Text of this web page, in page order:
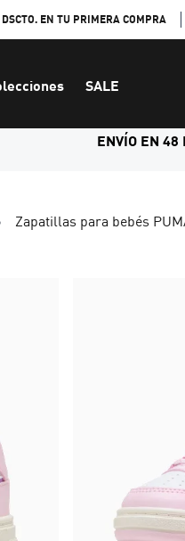
EN TU PRIMERA COMPRA
SALE
ENVÍO EN 48
Zapatillas para bebés